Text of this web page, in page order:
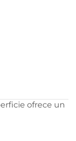
ofrece un